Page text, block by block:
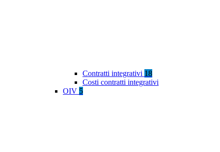
Contratti integrativi 18
Costi contratti integrativi
OIV 5